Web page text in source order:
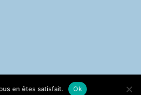
en êtes satisfait. Ok